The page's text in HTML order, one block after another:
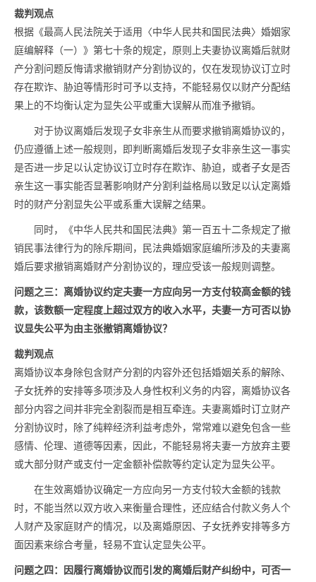
裁判观点
根据《最高人民法院关于适用〈中华人民共和国民法典〉婚姻家
庭编解释（一）》第七十条的规定，原则上夫妻协议离婚后就财
产分割问题反悔请求撤销财产分割协议的，仅在发现协议订立时
存在欺诈、胁迫等情形时可予以支持，不能轻易仅以财产分配结
果上的不均衡认定为显失公平或重大误解从而准予撤销。
对于协议离婚后发现子女非亲生从而要求撤销离婚协议的，
仍应遵循上述一般规则，即判断离婚后发现子女非亲生这一事实
是否进一步足以认定协议订立时存在欺诈、胁迫，或者子女是否
亲生这一事实能否显著影响财产分割利益格局以致足以认定离婚
时的财产分割显失公平或系重大误解之结果。
同时，《中华人民共和国民法典》第一百五十二条规定了撤
销民事法律行为的除斥期间，民法典婚姻家庭编所涉及的夫妻离
婚后要求撤销离婚财产分割协议的，理应受该一般规则调整。
问题之三：离婚协议约定夫妻一方应向另一方支付较高金额的钱
款，该数额一定程度上超过双方的收入水平，夫妻一方可否以协
议显失公平为由主张撤销离婚协议？
裁判观点
离婚协议本身除包含财产分割的内容外还包括婚姻关系的解除、
子女抚养的安排等多项涉及人身性权利义务的内容，离婚协议各
部分内容之间并非完全割裂而是相互牵连。夫妻离婚时订立财产
分割协议时，除了纯粹经济利益考虑外，常常难以避免包含一些
感情、伦理、道德等因素，因此，不能轻易将夫妻一方放弃主要
或大部分财产或支付一定金额补偿款等约定认定为显失公平。
在生效离婚协议确定一方应向另一方支付较大金额的钱款
时，不能当然以双方收入来衡量合理性，还应结合付款义务人个
人财产及家庭财产的情况，以及离婚原因、子女抚养安排等多方
面因素来综合考量，轻易不宜认定显失公平。
问题之四：因履行离婚协议而引发的离婚后财产纠纷中，可否一